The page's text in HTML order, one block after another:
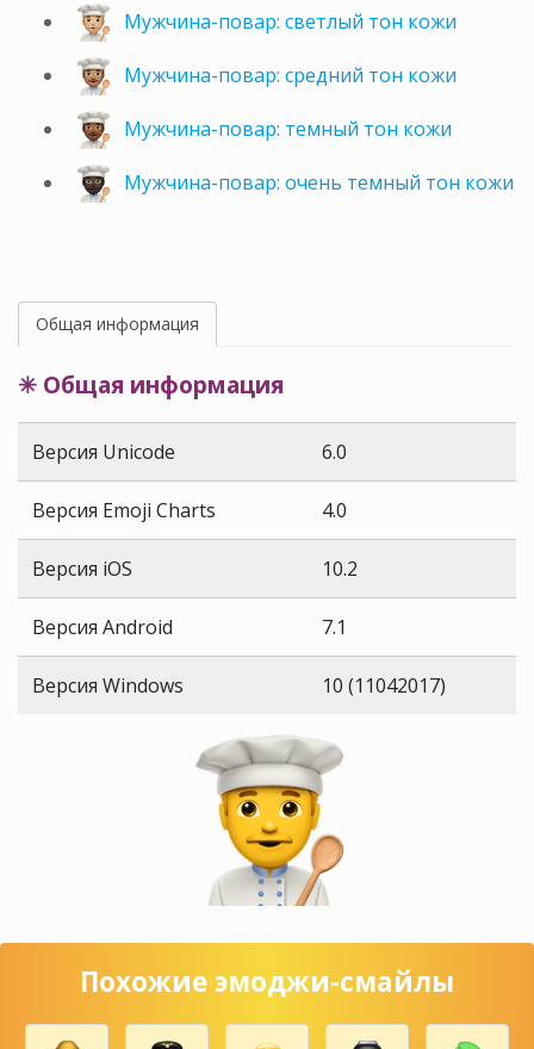
Мужчина-повар: светлый тон кожи
Мужчина-повар: средний тон кожи
Мужчина-повар: темный тон кожи
Мужчина-повар: очень темный тон кожи
Общая информация
✳ Общая информация
Версия Unicode 6.0
Версия Emoji Charts 4.0
Версия iOS 10.2
Версия Android 7.1
Версия Windows 10 (11042017)
Похожие эмоджи-смайлы